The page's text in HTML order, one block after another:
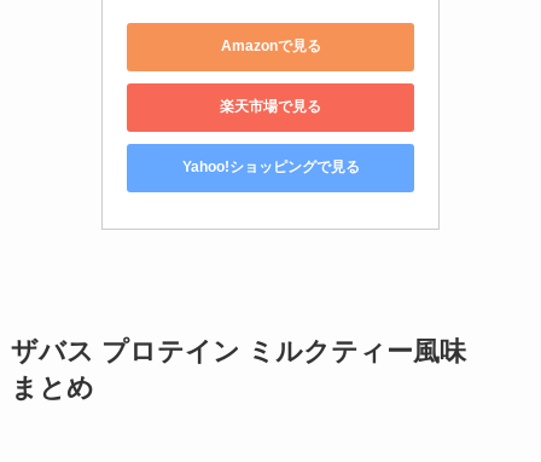
Amazonで見る
楽天市場で見る
Yahoo!ショッピングで見る
ザバス プロテイン ミルクティー風味
まとめ